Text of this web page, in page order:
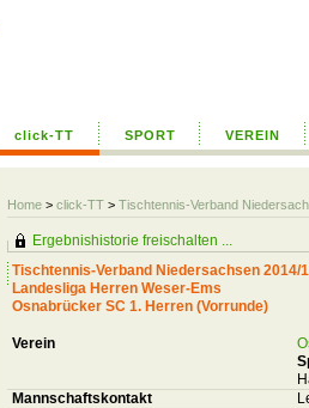
click-TT SPORT VEREIN
Home > click-TT > Tischtennis-Verband
Ergebnishistorie freischalten ...
Tischtennis-Verband Niedersachsen 2014/
Landesliga Herren Weser-Ems
Osnabrücker SC 1. Herren (Vorrunde)
Verein
Mannschaftskontakt